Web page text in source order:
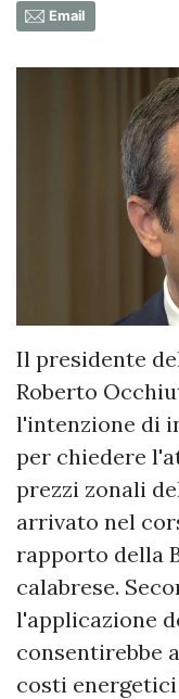
Email
Il presidente
Roberto
l'intenzione di
per chiedere
prezzi zonali
arrivato nel
rapporto della
calabrese.
l'applicazione
consentirebbe
costi